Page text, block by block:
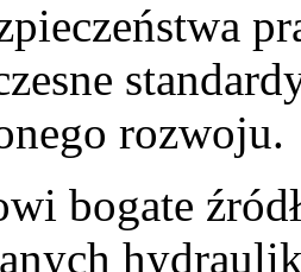
rozwoju.
bogate